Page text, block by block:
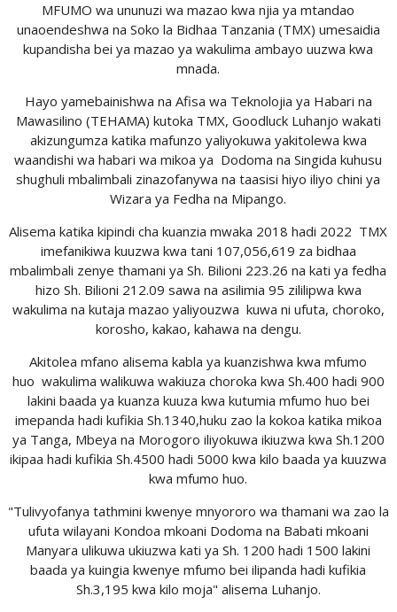
MFUMO wa ununuzi wa mazao kwa njia ya mtandao
unaoendeshwa na Soko la Bidhaa Tanzania (TMX) umesaidia
kupandisha bei ya mazao ya wakulima ambayo uuzwa kwa
mnada.
Hayo yamebainishwa na Afisa wa Teknolojia ya Habari na
Mawasilino (TEHAMA) kutoka TMX, Goodluck Luhanjo wakati
akizungumza katika mafunzo yaliyokuwa yakitolewa kwa
waandishi wa habari wa mikoa ya Dodoma na Singida kuhusu
shughuli mbalimbali zinazofanywa na taasisi hiyo iliyo chini ya
Wizara ya Fedha na Mipango.
Alisema katika kipindi cha kuanzia mwaka 2018 hadi 2022 TMX
imefanikiwa kuuzwa kwa tani 107,056,619 za bidhaa
mbalimbali zenye thamani ya Sh. Bilioni 223.26 na kati ya fedha
hizo Sh. Bilioni 212.09 sawa na asilimia 95 zililipwa kwa
wakulima na kutaja mazao yaliyouzwa kuwa ni ufuta, choroko,
korosho, kakao, kahawa na dengu.
Akitolea mfano alisema kabla ya kuanzishwa kwa mfumo
huo wakulima walikuwa wakiuza choroka kwa Sh.400 hadi 900
lakini baada ya kuanza kuuza kwa kutumia mfumo huo bei
imepanda hadi kufikia Sh.1340,huku zao la kokoa katika mikoa
ya Tanga, Mbeya na Morogoro iliyokuwa ikiuzwa kwa Sh.1200
ikipaa hadi kufikia Sh.4500 hadi 5000 kwa kilo baada ya kuuzwa
kwa mfumo huo.
"Tulivyofanya tathmini kwenye mnyororo wa thamani wa zao la
ufuta wilayani Kondoa mkoani Dodoma na Babati mkoani
Manyara ulikuwa ukiuzwa kati ya Sh. 1200 hadi 1500 lakini
baada ya kuingia kwenye mfumo bei ilipanda hadi kufikia
Sh.3,195 kwa kilo moja" alisema Luhanjo.